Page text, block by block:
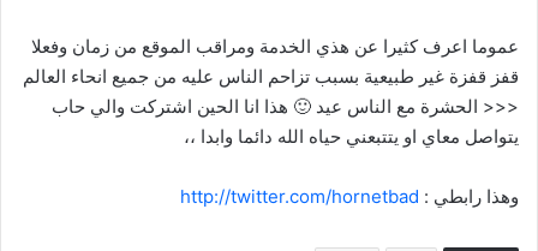
عموما اعرف كثيرا عن هذي الخدمة ومراقب الموقع من زمان وفعلا
قفز قفزة غير طبيعية بسبب تزاحم الناس عليه من جميع انحاء العالم
<<< الحشرة مع الناس عيد 🙂 هذا انا الحين اشتركت والي حاب
يتواصل معاي او يتتبعني حياه الله دائما وابدا ،،
وهذا رابطي : http://twitter.com/hornetbad